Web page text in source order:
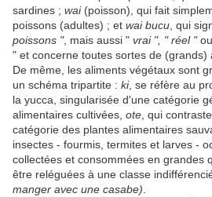
sardines ; wai(poisson), qui fait
poissons (adultes) ; et wai bucu , qui
poissons ", mais aussi " vrai ", " réel "
" et concerne toutes sortes de (grands)
De même, les aliments végétaux sont
un schéma tripartite : ki, se réfère au
la yucca, singularisée d'une catégorie
alimentaires cultivées, ote , qui
catégorie des plantes alimentaires
insectes - fourmis, termites et larves -
collectées et consommées en grandes
être reléguées à une classe
manger avec une casabe)